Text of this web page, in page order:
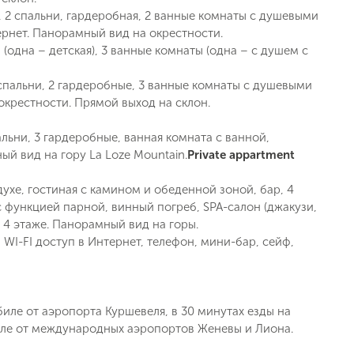
2 спальни, гардеробная, 2 ванные комнаты с душевыми
Панорамный вид на окрестности.
– детская), 3 ванные комнаты (одна – с душем с
2 гардеробные, 3 ванные комнаты с душевыми
Прямой выход на склон.
3 гардеробные, ванная комната с ванной,
вид на гору La Loze Mountain.Private appartment
гостиная с камином и обеденной зоной, бар, 4
парной, винный погреб, SPA-салон (джакузи,
этаже. Панорамный вид на горы.
FI доступ в Интернет, телефон, мини-бар, сейф,
от аэропорта Куршевеля, в 30 минутах езды на
от международных аэропортов Женевы и Лиона.